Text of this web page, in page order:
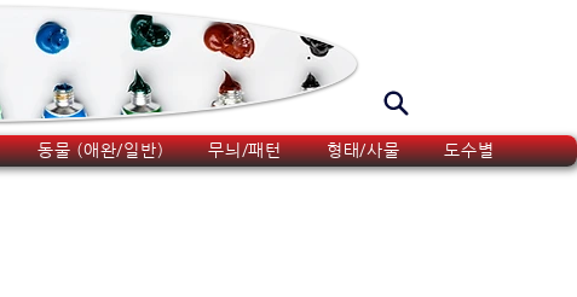
동물 (애완/일반) 무늬/패턴 형태/사물 도수별